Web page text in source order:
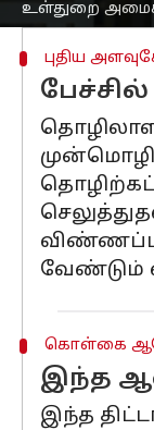
உள்துறை
புதிய
வேண்டும்
கொள்கை
இந்த
இந்த